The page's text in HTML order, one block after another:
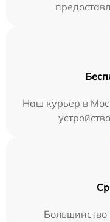
Наш курьер в
Большинство